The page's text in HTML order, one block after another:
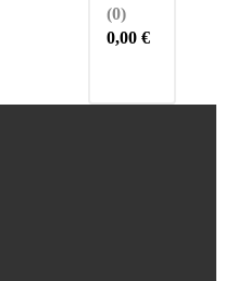
(0)
0,00 €